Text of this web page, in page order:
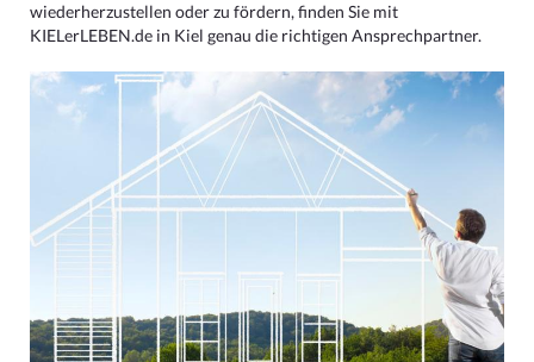
wiederherzustellen oder zu fördern, finden Sie mit
KIELerLEBEN.de in Kiel genau die richtigen Ansprechpartner.